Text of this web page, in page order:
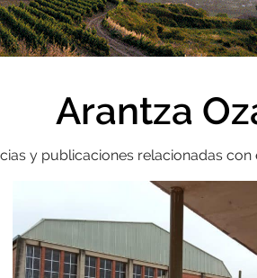
Arantza
y publicaciones relacionadas con